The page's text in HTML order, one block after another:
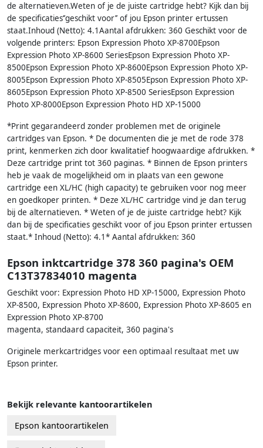
de alternatieven.Weten of je de juiste cartridge hebt? Kijk dan bij
de specificaties‘’geschikt voor’’ of jou Epson printer ertussen
staat.Inhoud (Netto): 4.1Aantal afdrukken: 360 Geschikt voor de
volgende printers: Epson Expression Photo XP-8700Epson
Expression Photo XP-8600 SeriesEpson Expression Photo XP-
8500Epson Expression Photo XP-8600Epson Expression Photo XP-
8005Epson Expression Photo XP-8505Epson Expression Photo XP-
8605Epson Expression Photo XP-8500 SeriesEpson Expression
Photo XP-8000Epson Expression Photo HD XP-15000
*Print gegarandeerd zonder problemen met de originele
cartridges van Epson. * De documenten die je met de rode 378
print, kenmerken zich door kwalitatief hoogwaardige afdrukken. *
Deze cartridge print tot 360 paginas. * Binnen de Epson printers
heb je vaak de mogelijkheid om in plaats van een gewone
cartridge een XL/HC (high capacity) te gebruiken voor nog meer
en goedkoper printen. * Deze XL/HC cartridge vind je dan terug
bij de alternatieven. * Weten of je de juiste cartridge hebt? Kijk
dan bij de specificaties geschikt voor of jou Epson printer ertussen
staat.* Inhoud (Netto): 4.1* Aantal afdrukken: 360
Epson inktcartridge 378 360 pagina's OEM
C13T37834010 magenta
Geschikt voor: Expression Photo HD XP-15000, Expression Photo
XP-8500, Expression Photo XP-8600, Expression Photo XP-8605 en
Expression Photo XP-8700
magenta, standaard capaciteit, 360 pagina's
Originele merkcartridges voor een optimaal resultaat met uw
Epson printer.
Bekijk relevante kantoorartikelen
Epson kantoorartikelen